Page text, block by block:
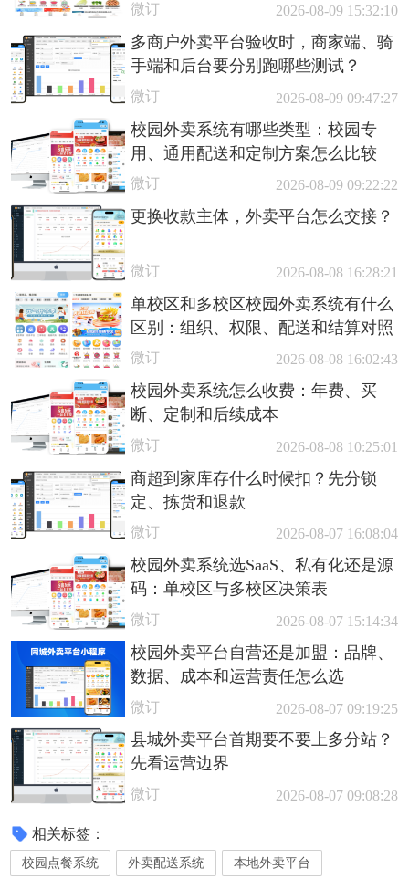
微订 2026-08-09 15:32:10
多商户外卖平台验收时，商家端、骑
手端和后台要分别跑哪些测试？
微订 2026-08-09 09:47:27
校园外卖系统有哪些类型：校园专
用、通用配送和定制方案怎么比较
微订 2026-08-09 09:22:22
更换收款主体，外卖平台怎么交接？
微订 2026-08-08 16:28:21
单校区和多校区校园外卖系统有什么
区别：组织、权限、配送和结算对照
微订 2026-08-08 16:02:43
校园外卖系统怎么收费：年费、买
断、定制和后续成本
微订 2026-08-08 10:25:01
商超到家库存什么时候扣？先分锁
定、拣货和退款
微订 2026-08-07 16:08:04
校园外卖系统选SaaS、私有化还是源
码：单校区与多校区决策表
微订 2026-08-07 15:14:34
校园外卖平台自营还是加盟：品牌、
数据、成本和运营责任怎么选
微订 2026-08-07 09:19:25
县城外卖平台首期要不要上多分站？
先看运营边界
微订 2026-08-07 09:08:28
相关标签：
校园点餐系统 外卖配送系统 本地外卖平台